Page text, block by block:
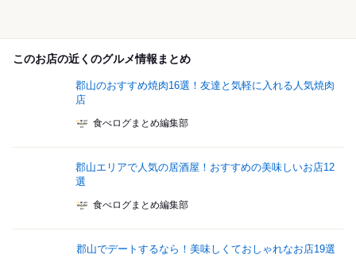
このお店の近くのグルメ情報まとめ
郡山のおすすめ焼肉16選！友達と気軽に入れる人気焼肉
店
食べログまとめ編集部
郡山エリアで人気の居酒屋！おすすめの美味しいお店12
選
食べログまとめ編集部
郡山でデートするなら！美味しくておしゃれなお店19選